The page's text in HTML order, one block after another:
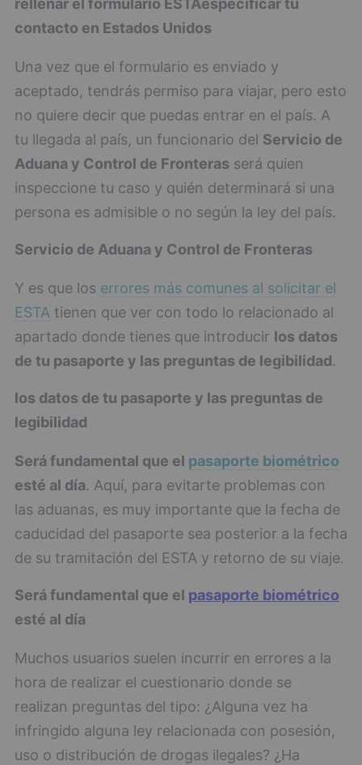
rellenar el formulario ESTAespecificar tu
contacto en Estados Unidos
Una vez que el formulario es enviado y
aceptado, tendrás permiso para viajar, pero esto
no quiere decir que puedas entrar en el país. A
tu llegada al país, un funcionario del Servicio de
Aduana y Control de Fronteras será quien
inspeccione tu caso y quién determinará si una
persona es admisible o no según la ley del país.
Servicio de Aduana y Control de Fronteras
Y es que los errores más comunes al solicitar el
ESTA tienen que ver con todo lo relacionado al
apartado donde tienes que introducir los datos
de tu pasaporte y las preguntas de legibilidad.
los datos de tu pasaporte y las preguntas de
legibilidad
Será fundamental que el pasaporte biométrico
esté al día. Aquí, para evitarte problemas con
las aduanas, es muy importante que la fecha de
caducidad del pasaporte sea posterior a la fecha
de su tramitación del ESTA y retorno de su viaje.
Será fundamental que el pasaporte biométrico
esté al día
Muchos usuarios suelen incurrir en errores a la
hora de realizar el cuestionario donde se
realizan preguntas del tipo: ¿Alguna vez ha
infringido alguna ley relacionada con posesión,
uso o distribución de drogas ilegales? ¿Ha